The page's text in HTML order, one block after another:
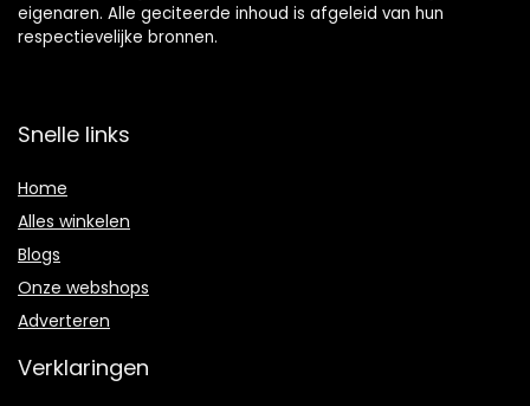
eigenaren. Alle geciteerde inhoud is afgeleid van hun
respectievelijke bronnen.
Snelle links
Home
Alles winkelen
Blogs
Onze webshops
Adverteren
Verklaringen